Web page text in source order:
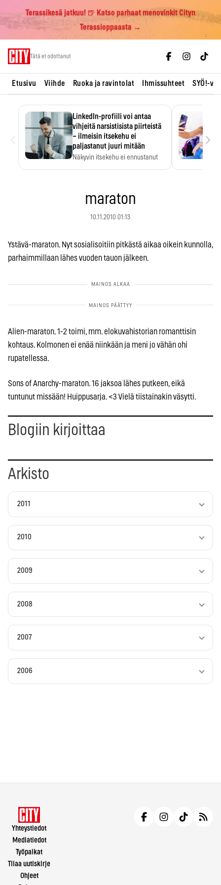
Terassikesä jatkuu! 🍺 Katso parhaat menovinkit Cityn
Terassioppaasta →
Tätä et odottanut
Etusivu Viihde Ruoka ja ravintolat Ihmissuhteet SYÖ!-
LinkedIn-profiili voi antaa
vihjeitä narsistisista piirteistä
– ilmeisin itsekehu ei
paljastanut juuri mitään
Näkyvin itsekehu ei ennustanut
›
maraton
10.11.2010 01:13
Ystävä-maraton. Nyt sosialisoitiin pitkästä aikaa oikein kunnolla,
parhaimmillaan lähes vuoden tauon jälkeen.
Alien-maraton. 1-2 toimi, mm. elokuvahistorian romanttisin
kohtaus. Kolmonen ei enää niinkään ja meni jo vähän ohi
rupatellessa.
Sons of Anarchy-maraton. 16 jaksoa lähes putkeen, eikä
tuntunut missään! Huippusarja. <3 Vielä tiistainakin väsytti.
Blogiin kirjoittaa
Arkisto
2011
2010
2009
2008
2007
2006
Yhteystiedot
Mediatiedot
Työpaikat
Tilaa uutiskirje
Ohjeet